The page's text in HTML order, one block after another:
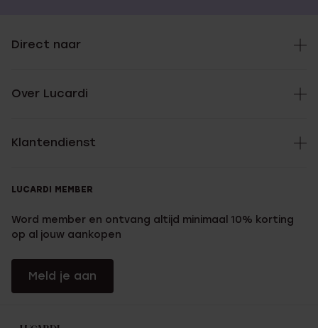
Direct naar
Over Lucardi
Klantendienst
LUCARDI MEMBER
Word member en ontvang altijd minimaal 10% korting
op al jouw aankopen
Meld je aan